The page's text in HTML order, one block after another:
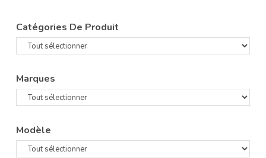
Catégories De Produit
Marques
Modèle